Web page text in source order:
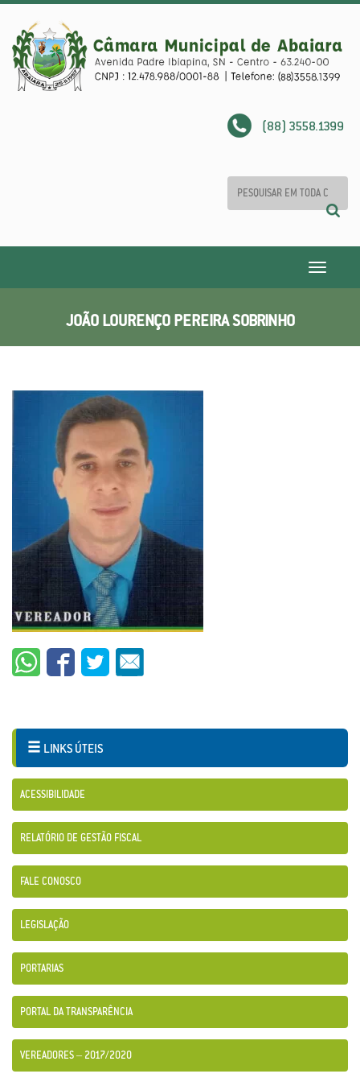
(88) 3558.1399
Toggle
JOÃO LOURENÇO PEREIRA SOBRINHO
LINKS ÚTEIS
ACESSIBILIDADE
RELATÓRIO DE GESTÃO FISCAL
FALE CONOSCO
LEGISLAÇÃO
PORTARIAS
PORTAL DA TRANSPARÊNCIA
VEREADORES – 2017/2020